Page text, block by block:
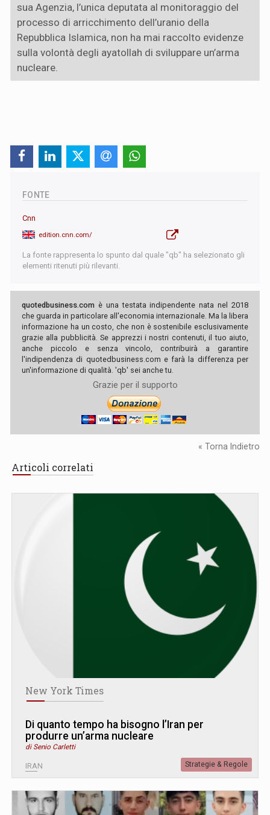
sua Agenzia, l’unica deputata al monitoraggio del
processo di arricchimento dell’uranio della
Repubblica Islamica, non ha mai raccolto evidenze
sulla volontà degli ayatollah di sviluppare un’arma
nucleare.
FONTE
Cnn
edition.cnn.com/
La fonte rappresenta lo spunto dal quale "qb" ha selezionato gli
elementi ritenuti più rilevanti.
quotedbusiness.com è una testata indipendente nata nel 2018
che guarda in particolare all'economia internazionale. Ma la libera
informazione ha un costo, che non è sostenibile esclusivamente
grazie alla pubblicità. Se apprezzi i nostri contenuti, il tuo aiuto,
anche piccolo e senza vincolo, contribuirà a garantire
l'indipendenza di quotedbusiness.com e farà la differenza per
un'informazione di qualità. 'qb' sei anche tu.
Grazie per il supporto
« Torna Indietro
Articoli correlati
New York Times
Di quanto tempo ha bisogno l’Iran per
produrre un’arma nucleare
di Senio Carletti
IRAN Strategie & Regole